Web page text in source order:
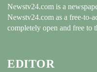
Newstv24.com is a
Newstv24.com as a free-to-
completely open and free to
EDITOR